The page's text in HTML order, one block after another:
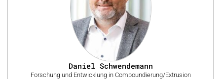
Daniel Schwendemann
Forschung und Entwicklung in Compoundierung/Extrusion